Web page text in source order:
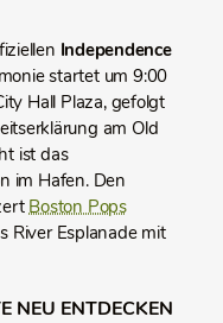
Independence
startet um 9:00
Hall Plaza, gefolgt
am Old
ist das
im Hafen. Den
Boston Pops
River Esplanade mit
NEU ENTDECKEN